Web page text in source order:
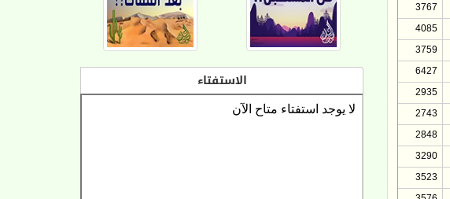
3767
4085
3759
6427
2935
2743
2848
3290
3523
الاستفتاء